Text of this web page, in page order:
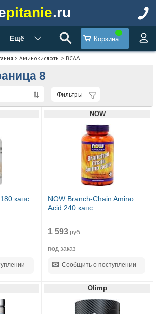
pitanie.ru
Ещё Корзина
>Аминокислоты > BCAA
8
Фильтры
капс
NOW
NOW Branch-Chain Amino
Acid 240 капс
1 593 руб.
под заказ
Сообщить о поступлении
Olimp